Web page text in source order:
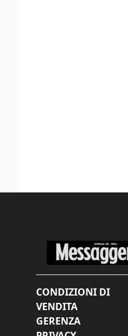
CONDIZIONI DI
VENDITA
GERENZA